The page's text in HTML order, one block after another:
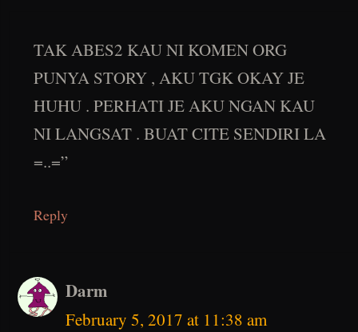
TAK ABES2 KAU NI KOMEN ORG
PUNYA STORY , AKU TGK OKAY JE
HUHU . PERHATI JE AKU NGAN KAU
NI LANGSAT . BUAT CITE SENDIRI LA
=..=”
Reply
Darm
February 5, 2017 at 11:38 am